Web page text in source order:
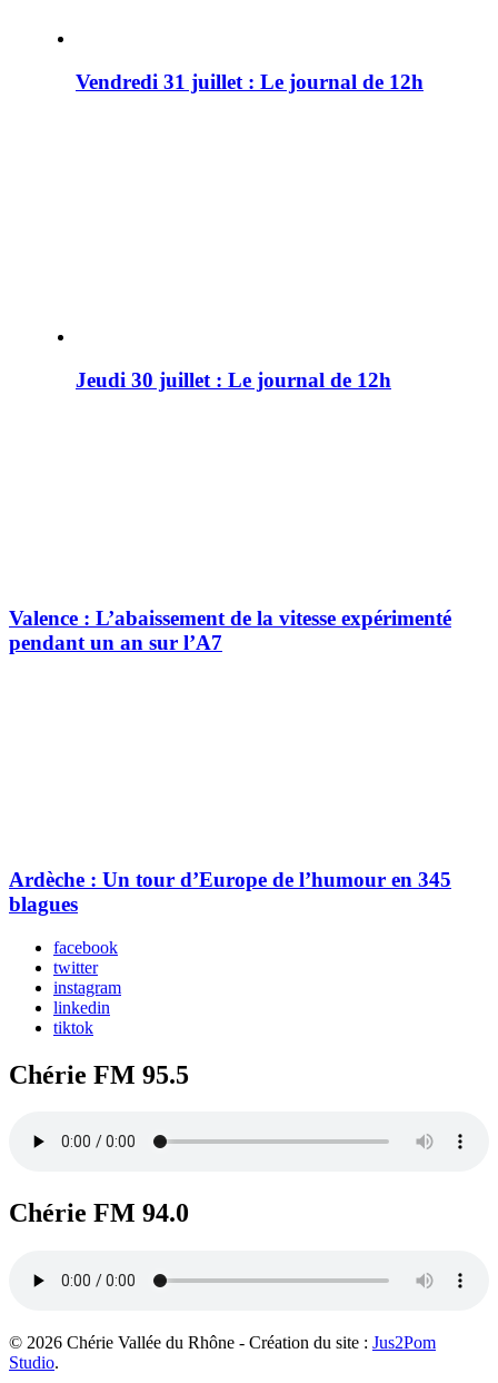
Vendredi 31 juillet : Le journal de 12h
Jeudi 30 juillet : Le journal de 12h
Valence : L’abaissement de la vitesse expérimenté
pendant un an sur l’A7
Ardèche : Un tour d’Europe de l’humour en 345
blagues
facebook
twitter
instagram
linkedin
tiktok
Chérie FM 95.5
Chérie FM 94.0
© 2026 Chérie Vallée du Rhône - Création du site : Jus2Pom
Studio.